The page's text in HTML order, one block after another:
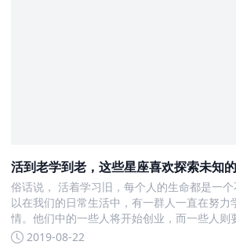
活到老学到老，这些星座喜欢探索未知
俗话说， 活着学习旧，每个人的生命都是一
以在我们的日常生活中，有一群人一直在努力
情。他们中的一些人将开始创业，而一些人则
他人纯粹是为了好玩
2019-08-22